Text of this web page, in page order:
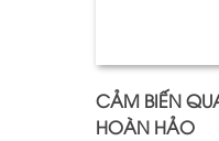
CẢM BIẾN
HOÀN HẢO